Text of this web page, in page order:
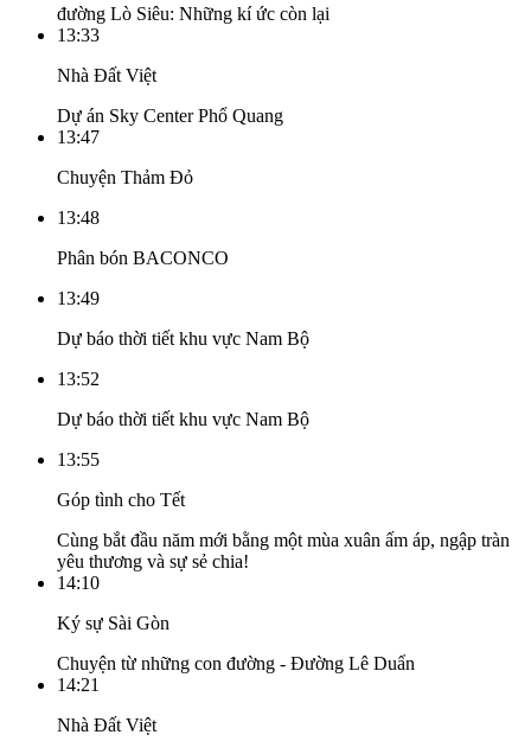
đường Lò Siêu: Những kí ức còn lại
13:33
Nhà Đất Việt
Dự án Sky Center Phổ Quang
13:47
Chuyện Thảm Đỏ
13:48
Phân bón BACONCO
13:49
Dự báo thời tiết khu vực Nam Bộ
13:52
Dự báo thời tiết khu vực Nam Bộ
13:55
Góp tình cho Tết
Cùng bắt đầu năm mới bằng một mùa xuân ấm áp, ngập tràn
yêu thương và sự sẻ chia!
14:10
Ký sự Sài Gòn
Chuyện từ những con đường - Đường Lê Duẩn
14:21
Nhà Đất Việt